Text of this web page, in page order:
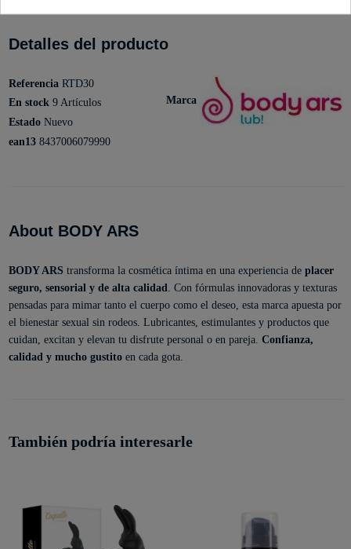
Detalles del producto
Marca
Referencia RTD30
En stock 9 Artículos
Estado Nuevo
ean13 8437006079990
About BODY ARS
BODY ARS transforma la cosmética íntima en una experiencia de placer
seguro, sensorial y de alta calidad
. Con fórmulas innovadoras y texturas
pensadas para mimar tanto el cuerpo como el deseo, esta marca apuesta por
el bienestar sexual sin rodeos. Lubricantes, estimulantes y productos que
cuidan, excitan y elevan tu disfrute personal o en pareja. Confianza,
calidad y mucho gustitoen cada gota.
También podría interesarle